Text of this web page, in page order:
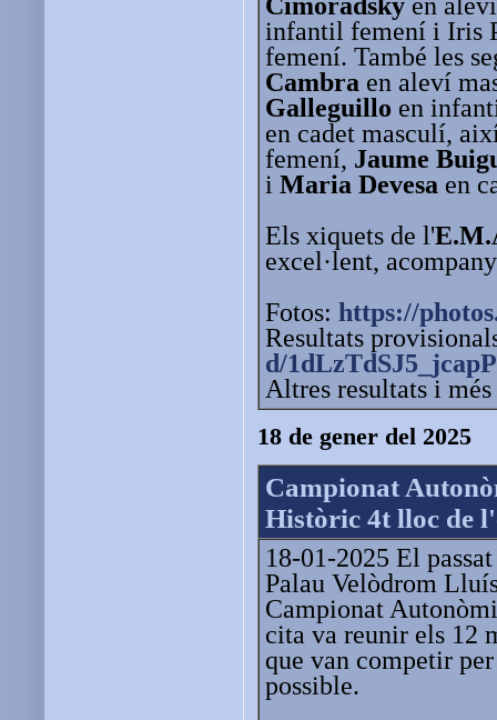
infantil femení i Iris
femení. També les
Cambra en aleví
Galleguillo en
en cadet masculí,
femení, Jaume
i Maria Devesa en
Els xiquets de l'
excel·lent,
Fotos: https://
Resultats
d/
Altres resultats i
18 de gener del 2025
Campionat
Històric 4t lloc de
18-01-2025 El
Palau Velòdrom
Campionat
cita va reunir els 12
que van competir
possible.